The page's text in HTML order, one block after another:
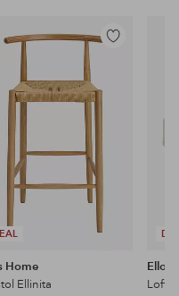
Tilføj
Home
Ellinita
Ellos